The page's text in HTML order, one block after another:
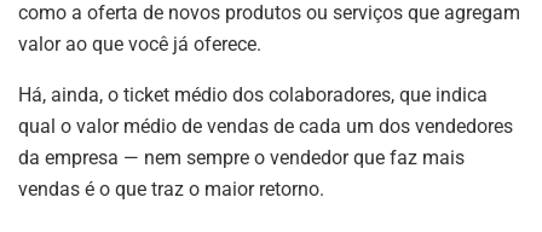
como a oferta de novos produtos ou serviços que agregam
valor ao que você já oferece.
Há, ainda, o ticket médio dos colaboradores, que indica
qual o valor médio de vendas de cada um dos vendedores
da empresa — nem sempre o vendedor que faz mais
vendas é o que traz o maior retorno.